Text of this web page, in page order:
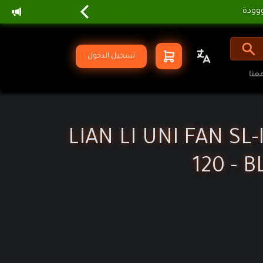
تسجيل الدخول
LIAN LI UNI FAN SL-
120 -